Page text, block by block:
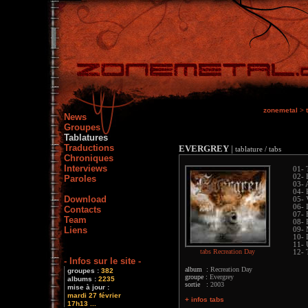
News
Groupes
Tablatures
Traductions
Chroniques
Interviews
Paroles
Download
Contacts
Team
Liens
- Infos sur le site -
groupes : 382
albums : 2235
mise à jour :
mardi 27 février
17h13 ...
zonemetal >
EVERGREY | tablature / tabs
tabs Recreation Day
album : Recreation Day
groupe : Evergrey
sortie : 2003
+ infos tabs
01-
02-
03-
04-
05-
06-
07-
08-
09-
10-
11-
12-